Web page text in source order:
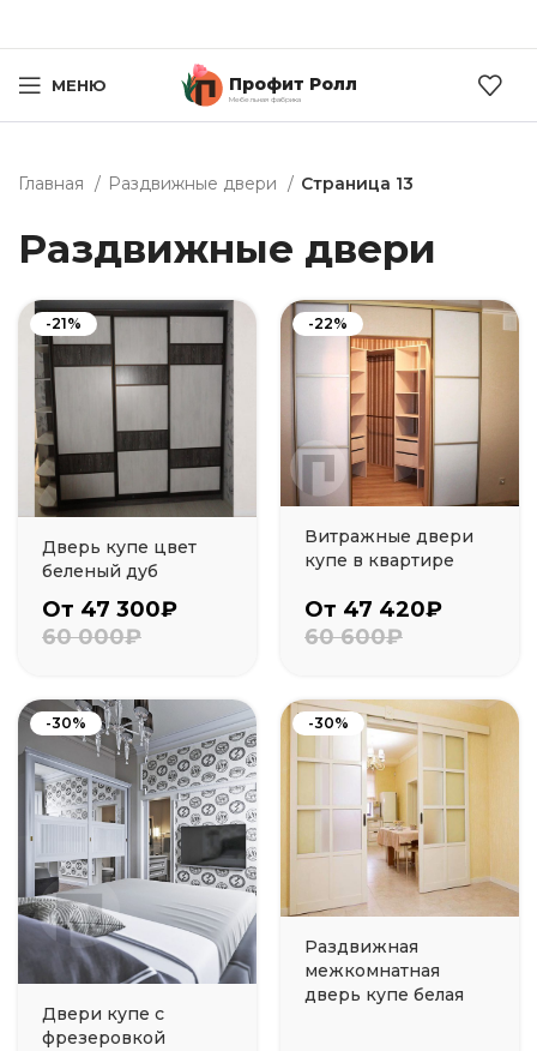
МЕНЮ Профит Ролл
Мебельная фабрика
Главная Раздвижные двери Страница 13
Раздвижные двери
-21%
Дверь купе цвет
беленый дуб
От 47 300₽
60 000₽
-22%
Витражные двери
купе в квартире
От 47 420₽
60 600₽
-30%
Двери купе с
фрезеровкой
-30%
Раздвижная
межкомнатная
дверь купе белая